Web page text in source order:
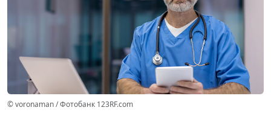
© voronaman / Фотобанк 123RF.com